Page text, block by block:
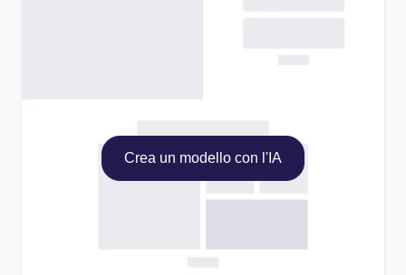
Crea un modello con l'IA